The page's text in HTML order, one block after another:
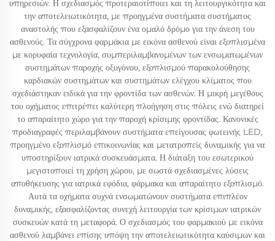
υπηρεσιών. Η σχεδιασμός προτεραιοτίποιει και τη λειτουργικότητα και
την αποτελειωτικότητα, με προηγμένα συστήματα συστήματος
αναστολής που εξασφαλίζουν ένα ομαλό δρόμο για την άνεση του
ασθενούς. Τα σύγχρονα φαρμάκια με εικόνα ασθενού είναι εξοπλισμένα
με κορυφαία τεχνολογία, συμπεριλαμβανομένων των ενσωματωμένων
συστημάτων παροχής οξυγόνου, εξοπλισμού παρακολούθησης
καρδιακών συστημάτων και συστημάτων ελέγχου κλίματος που
σχεδιάστηκαν ειδικά για την φροντίδα των ασθενών. Η μικρή μεγέθους
του οχήματος επιτρέπει καλύτερη πλοήγηση στις πόλεις ενώ διατηρεί
το απαραίτητο χώρο για την παροχή κρίσιμης φροντίδας. Κανονικές
προδιαγραφές περιλαμβάνουν συστήματα επείγουσας φωτεινής LED,
προηγμένο εξοπλισμό επικοινωνίας και μετατροπείς δυναμικής για να
υποστηρίξουν ιατρικά συσκευάσματα. Η διάταξη του εσωτερικού
μεγιστοποιεί τη χρήση χώρου, με σωστά σχεδιασμένες λύσεις
αποθήκευσης για ιατρικά εφόδια, φάρμακα και απαραίτητο εξοπλισμό.
Αυτά τα οχήματα συχνά ενσωματώνουν συστήματα επιπλέον
δυναμικής, εξασφαλίζοντας συνεχή λειτουργία των κρίσιμων ιατρικών
συσκευών κατά τη μεταφορά. Ο σχεδιασμός του φαρμακιού με εικόνα
ασθενού λαμβάνει επίσης υπόψη την αποτελειωτικότητα καύσιμων και